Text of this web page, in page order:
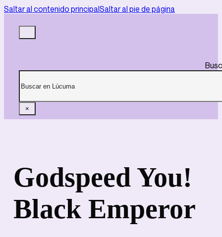
Saltar al contenido principalSaltar al pie de página
×
Godspeed You!
Black Emperor